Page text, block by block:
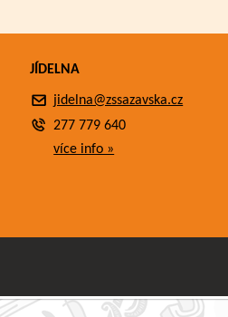
JÍDELNA
jidelna@zssazavska.cz
277 779 640
více info »